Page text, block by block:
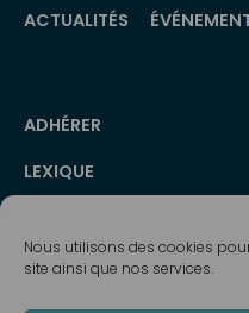
Nous utilisons des cookies
site ainsi que nos services.
ACTUALITÉS
Menu
secondaire
ADHÉRER
LEXIQUE
MÉDIATHÈQUE